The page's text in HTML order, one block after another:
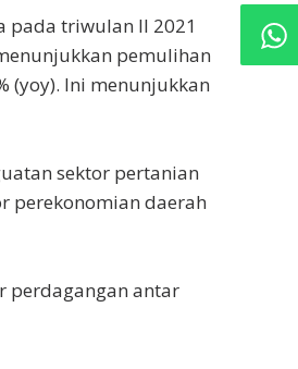
pada triwulan II 2021
pemulihan
(yoy). Ini menunjukkan
sektor pertanian
perekonomian daerah
perdagangan antar